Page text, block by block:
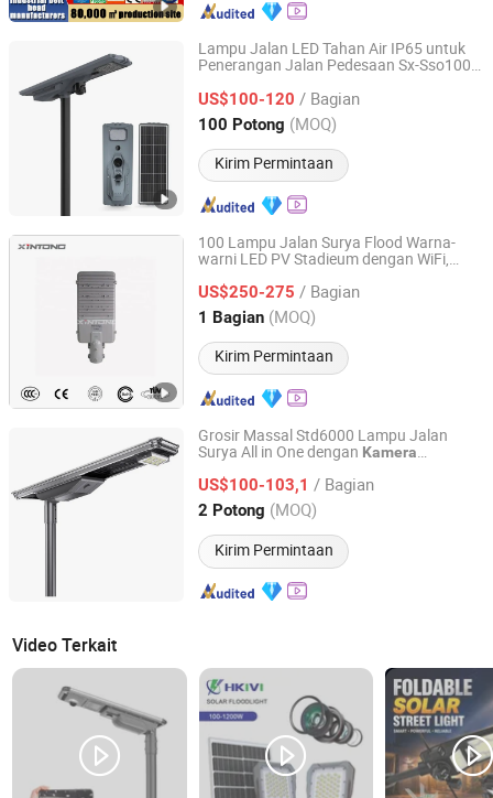
Lampu Jalan LED Tahan Air IP65 untuk
Penerangan Jalan Pedesaan Sx-Sso100c
US$100-120 / Bagian
100 Potong (MOQ)
Kirim Permintaan
Jiangsu Shixin Electric Group Co., Ltd.
Jiangsu, China Harga mulai 2013
100 Lampu Jalan Surya Flood Warna-
warni LED PV Stadieum dengan WiFi,
US$250-275 / Bagian
1 Bagian (MOQ)
Kirim Permintaan
Yangzhou Xintong Transport Equipment Group Co., Ltd.
Jiangsu, China Harga mulai 2019
Grosir Massal Std6000 Lampu Jalan
Surya All in One dengan Kamera
US$100-103,1 / Bagian
2 Potong (MOQ)
Kirim Permintaan
Jiangsu Longen Lighting Co., Ltd.
Jiangsu, China Harga mulai 2026
Video Terkait